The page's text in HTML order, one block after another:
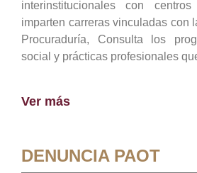
interinstitucionales con
imparten carreras vinculadas con
Procuraduría, Consulta los
social y prácticas profesionales
Ver más
DENUNCIA PAOT